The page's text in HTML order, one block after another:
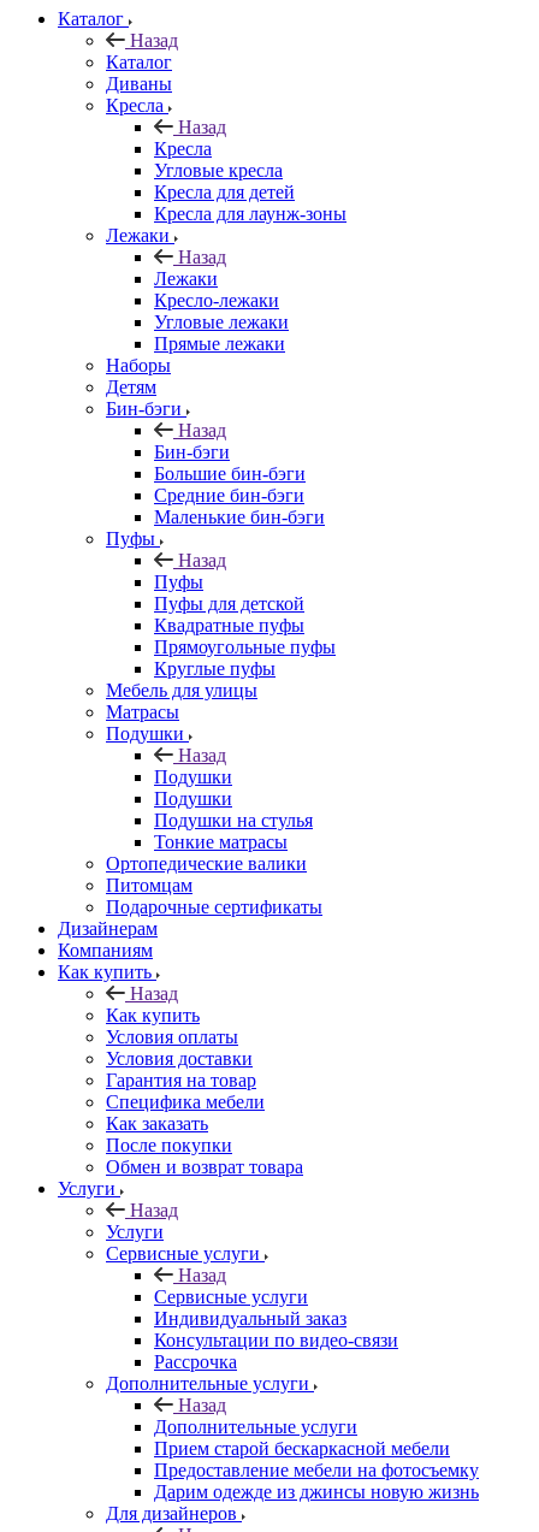
Каталог
Назад
Каталог
Диваны
Кресла
Назад
Кресла
Угловые кресла
Кресла для детей
Кресла для лаунж-зоны
Лежаки
Назад
Лежаки
Кресло-лежаки
Угловые лежаки
Прямые лежаки
Наборы
Детям
Бин-бэги
Назад
Бин-бэги
Большие бин-бэги
Средние бин-бэги
Маленькие бин-бэги
Пуфы
Назад
Пуфы
Пуфы для детской
Квадратные пуфы
Прямоугольные пуфы
Круглые пуфы
Мебель для улицы
Матрасы
Подушки
Назад
Подушки
Подушки
Подушки на стулья
Тонкие матрасы
Ортопедические валики
Питомцам
Подарочные сертификаты
Дизайнерам
Компаниям
Как купить
Назад
Как купить
Условия оплаты
Условия доставки
Гарантия на товар
Специфика мебели
Как заказать
После покупки
Обмен и возврат товара
Услуги
Назад
Услуги
Сервисные услуги
Назад
Сервисные услуги
Индивидуальный заказ
Консультации по видео-связи
Рассрочка
Дополнительные услуги
Назад
Дополнительные услуги
Прием старой бескаркасной мебели
Предоставление мебели на фотосъемку
Дарим одежде из джинсы новую жизнь
Для дизайнеров